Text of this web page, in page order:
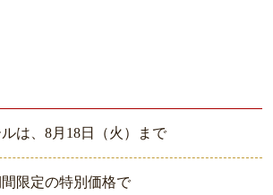
は、8月18日（火）まで
限定の特別価格で